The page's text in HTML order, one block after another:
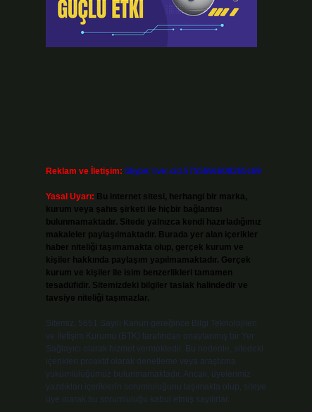
Reklam ve İletişim: Skype: live:.cid.575569c608265c69
Yasal Uyarı: Bu internet sitesi, herhangi bir marka,
kurum veya şahıs şirketi ile hiçbir bağlantısı
bulunmamaktadır. Sitede yalnızca kendi hazırladığımız
makaleler paylaşılmaktadır. Burada yer alan içerikler
haber niteliği taşımamakta olup, gerçek kurum ve
kişiler hakkında paylaşım yapılmamaktadır. Gerçek
kurum ve kişiler ile isim benzerlikleri tamamen
tesadüfidir. Sitemizdeki bilgiler taslak halindedir ve
tavsiye niteliği taşımazlar.
Sitemiz, 5651 Sayılı Kanun gereğince Bilgi Teknolojileri
ve İletişim Kurumu (BTK) tarafından onaylanmış bir Yer
Sağlayıcı olarak hizmet vermektedir. Bu nedenle, sitedeki
içerikleri proaktif olarak denetleme veya araştırma
yükümlülüğümüz bulunmamaktadır. Ancak, üyelerimiz
yazdıkları içeriklerin sorumluluğunu taşımakta olup, siteye
üye olarak bu sorumluluğu kabul etmiş sayılırlar.